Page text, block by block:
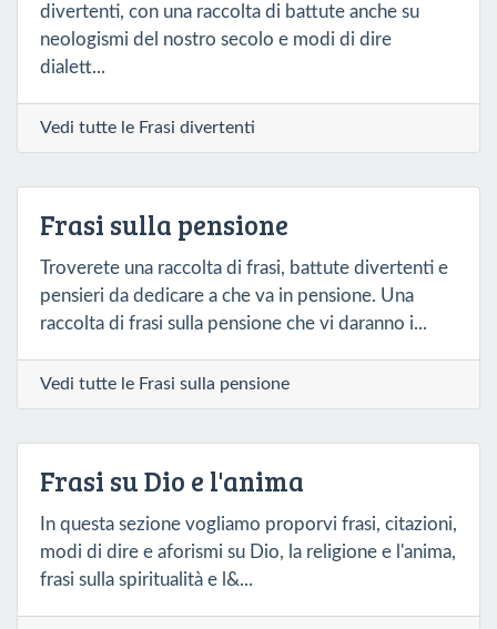
divertenti, con una raccolta di battute anche su
neologismi del nostro secolo e modi di dire
dialett...
Vedi tutte le Frasi divertenti
Frasi sulla pensione
Troverete una raccolta di frasi, battute divertenti e
pensieri da dedicare a che va in pensione. Una
raccolta di frasi sulla pensione che vi daranno i...
Vedi tutte le Frasi sulla pensione
Frasi su Dio e l'anima
In questa sezione vogliamo proporvi frasi, citazioni,
modi di dire e aforismi su Dio, la religione e l'anima,
frasi sulla spiritualità e l&...